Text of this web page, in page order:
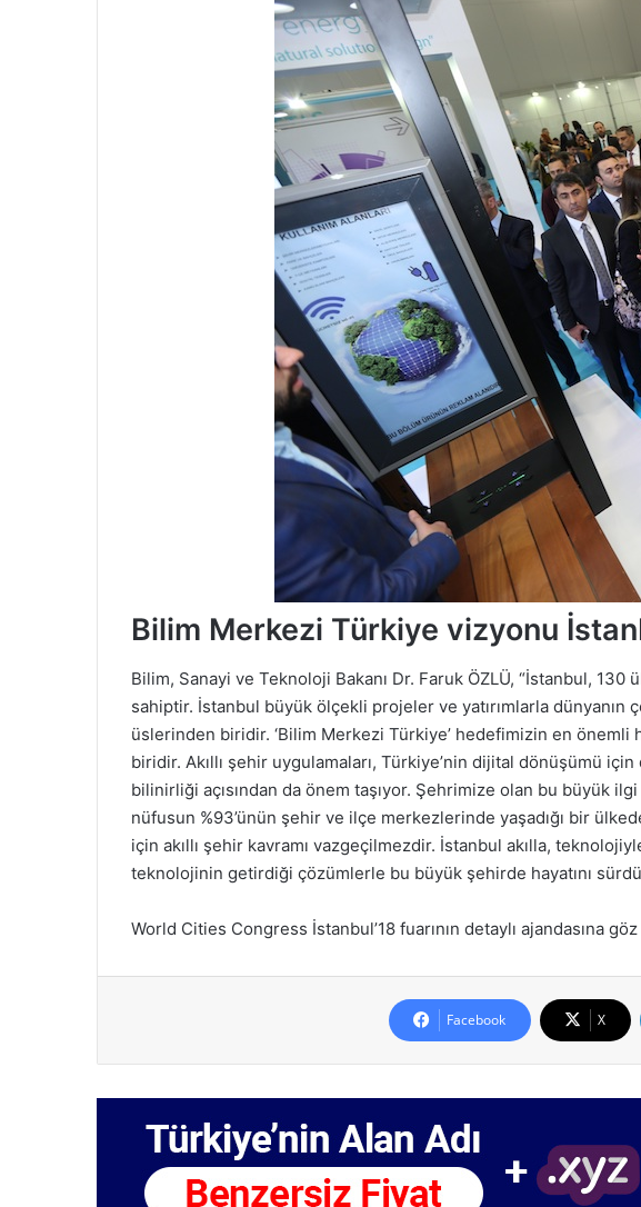
Bilim Merkezi Türkiye vizyonu
Bilim, Sanayi ve Teknoloji Bakanı Dr. Faruk ÖZLÜ, “İstanbul,
sahiptir. İstanbul büyük ölçekli projeler ve yatırımlarla
üslerinden biridir. ‘Bilim Merkezi Türkiye’ hedefimizin en
biridir. Akıllı şehir uygulamaları, Türkiye’nin dijital dönüşümü
bilinirliği açısından da önem taşıyor. Şehrimize olan bu büyük
nüfusun %93’ünün şehir ve ilçe merkezlerinde yaşadığı bir
için akıllı şehir kavramı vazgeçilmezdir. İstanbul akılla,
teknolojinin getirdiği çözümlerle bu büyük şehirde hayatını
World Cities Congress İstanbul’18 fuarının detaylı ajandasına
Facebook X